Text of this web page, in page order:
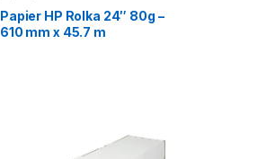
Papier HP Rolka 24″ 80g –
610 mm x 45.7 m